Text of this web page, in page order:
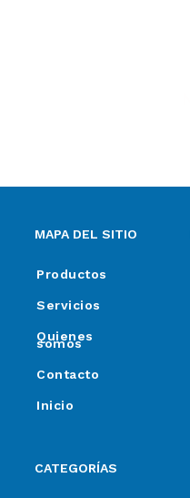
MAPA DEL SITIO
Productos
Servicios
Quienes
somos
Contacto
Inicio
CATEGORÍAS